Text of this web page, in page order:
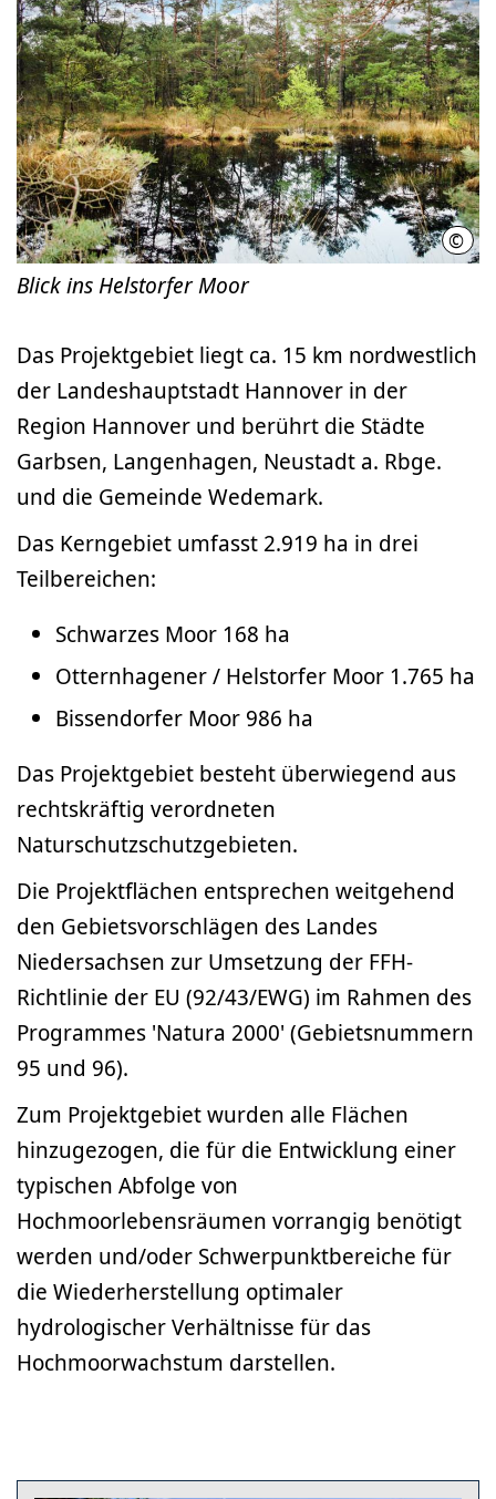
©
Blick ins Helstorfer Moor
Das Projektgebiet liegt ca. 15 km nordwestlich
der Landeshauptstadt Hannover in der
Region Hannover und berührt die Städte
Garbsen, Langenhagen, Neustadt a. Rbge.
und die Gemeinde Wedemark.
Das Kerngebiet umfasst 2.919 ha in drei
Teilbereichen:
Schwarzes Moor 168 ha
Otternhagener / Helstorfer Moor 1.765 ha
Bissendorfer Moor 986 ha
Das Projektgebiet besteht überwiegend aus
rechtskräftig verordneten
Naturschutzschutzgebieten.
Die Projektflächen entsprechen weitgehend
den Gebietsvorschlägen des Landes
Niedersachsen zur Umsetzung der FFH-
Richtlinie der EU (92/43/EWG) im Rahmen des
Programmes 'Natura 2000' (Gebietsnummern
95 und 96).
Zum Projektgebiet wurden alle Flächen
hinzugezogen, die für die Entwicklung einer
typischen Abfolge von
Hochmoorlebensräumen vorrangig benötigt
werden und/oder Schwerpunktbereiche für
die Wiederherstellung optimaler
hydrologischer Verhältnisse für das
Hochmoorwachstum darstellen.